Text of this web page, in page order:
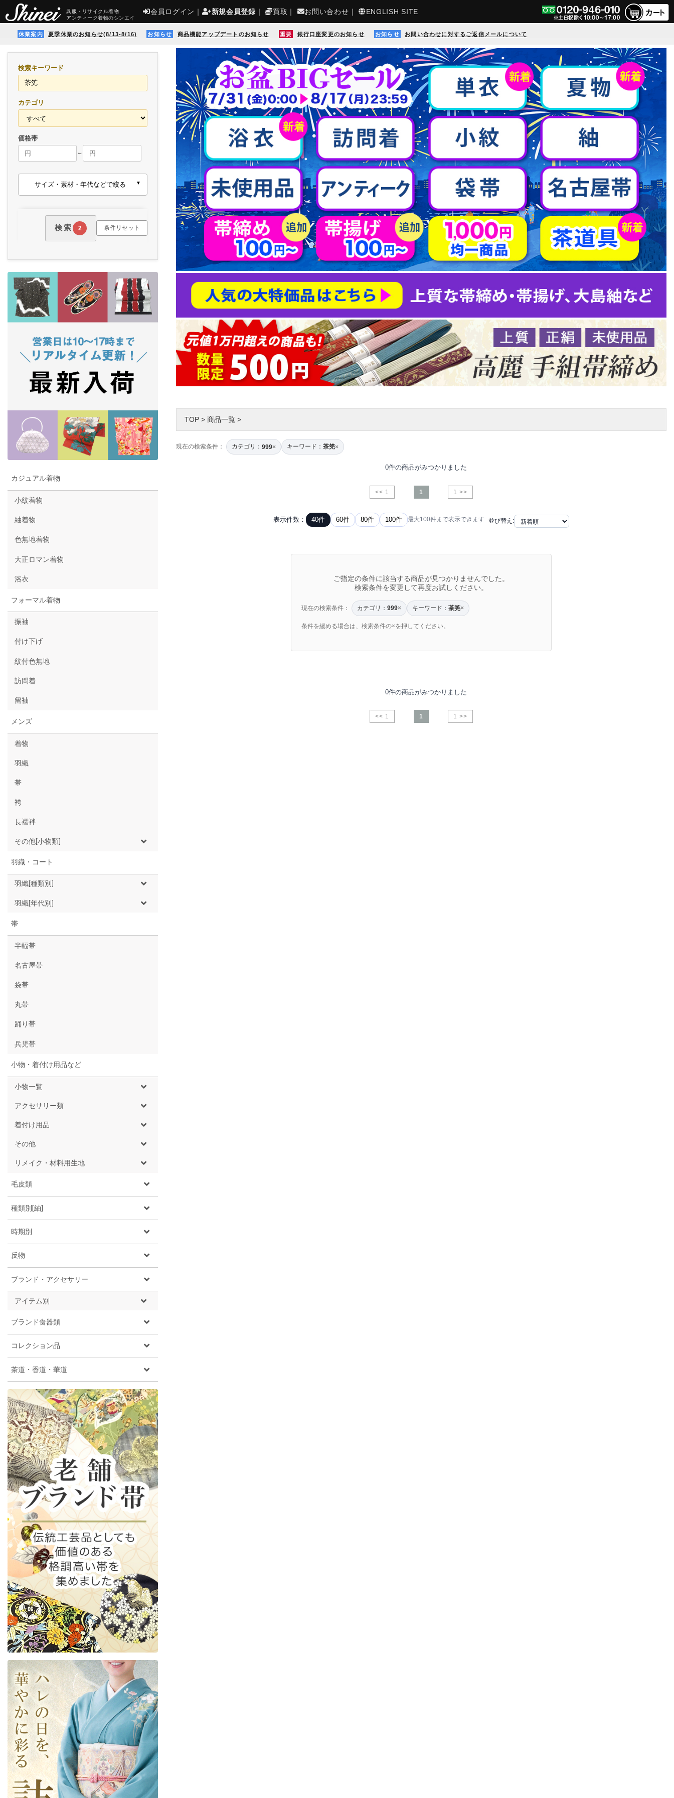
呉服・リサイクル着物
アンティーク着物のシンエイ
会員ログイン ｜ 新規会員登録 ｜ 買取 ｜ お問い合わせ ｜ ENGLISH SITE
休業案内 夏季休業のお知らせ(8/13-8/16) お知らせ 商品機能アップデートのお知らせ 重要 銀行口座変更のお知らせ お知らせ お問い合わせに対するご返信メールについて
検索キーワード
カテゴリ
価格帯
～
サイズ・素材・年代などで絞る
検索 2 条件リセット
カジュアル着物
小紋着物
紬着物
色無地着物
大正ロマン着物
浴衣
フォーマル着物
振袖
付け下げ
紋付色無地
訪問着
留袖
メンズ
着物
羽織
帯
袴
長襦袢
その他[小物類]
羽織・コート
羽織[種類別]
羽織[年代別]
帯
半幅帯
名古屋帯
袋帯
丸帯
踊り帯
兵児帯
小物・着付け用品など
小物一覧
アクセサリー類
着付け用品
その他
リメイク・材料用生地
毛皮類
種類別[紬]
時期別
反物
ブランド・アクセサリー
アイテム別
ブランド食器類
コレクション品
茶道・香道・華道
TOP > 商品一覧 >
現在の検索条件： カテゴリ： 999× キーワード： 茶筅×
0件の商品がみつかりました
<< 1 1 1 >>
表示件数： 40件 60件 80件 100件 最大100件まで表示できます 並び替え:
ご指定の条件に該当する商品が見つかりませんでした。
検索条件を変更して再度お試しください。
現在の検索条件： カテゴリ： 999× キーワード： 茶筅×
条件を緩める場合は、検索条件の×を押してください。
0件の商品がみつかりました
<< 1 1 1 >>